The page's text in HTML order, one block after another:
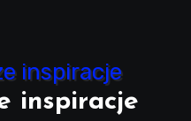
inspiracje